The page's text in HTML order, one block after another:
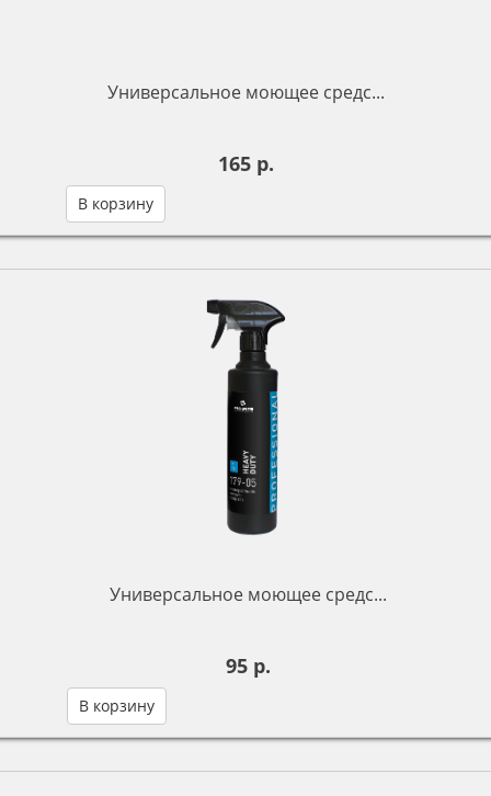
Универсальное моющее средс...
165 р.
В корзину
Универсальное моющее средс...
95 р.
В корзину